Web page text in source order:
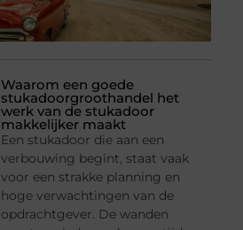
Waarom een goede
stukadoorgroothandel het
werk van de stukadoor
makkelijker maakt
Een stukadoor die aan een
verbouwing begint, staat vaak
voor een strakke planning en
hoge verwachtingen van de
opdrachtgever. De wanden